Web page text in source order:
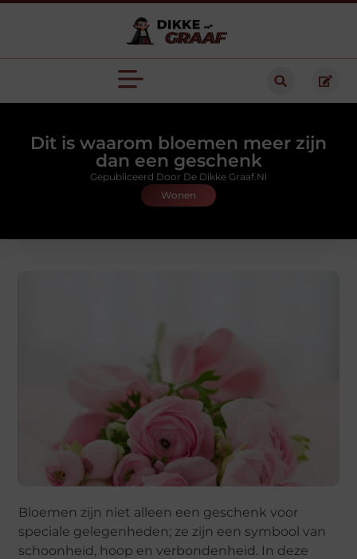
Dit is waarom bloemen meer zijn
dan een geschenk
Wonen
Gepubliceerd Door De Dikke Graaf.nl
Bloemen zijn niet alleen een geschenk voor
speciale gelegenheden; ze zijn een symbool van
schoonheid, hoop en verbondenheid. In deze